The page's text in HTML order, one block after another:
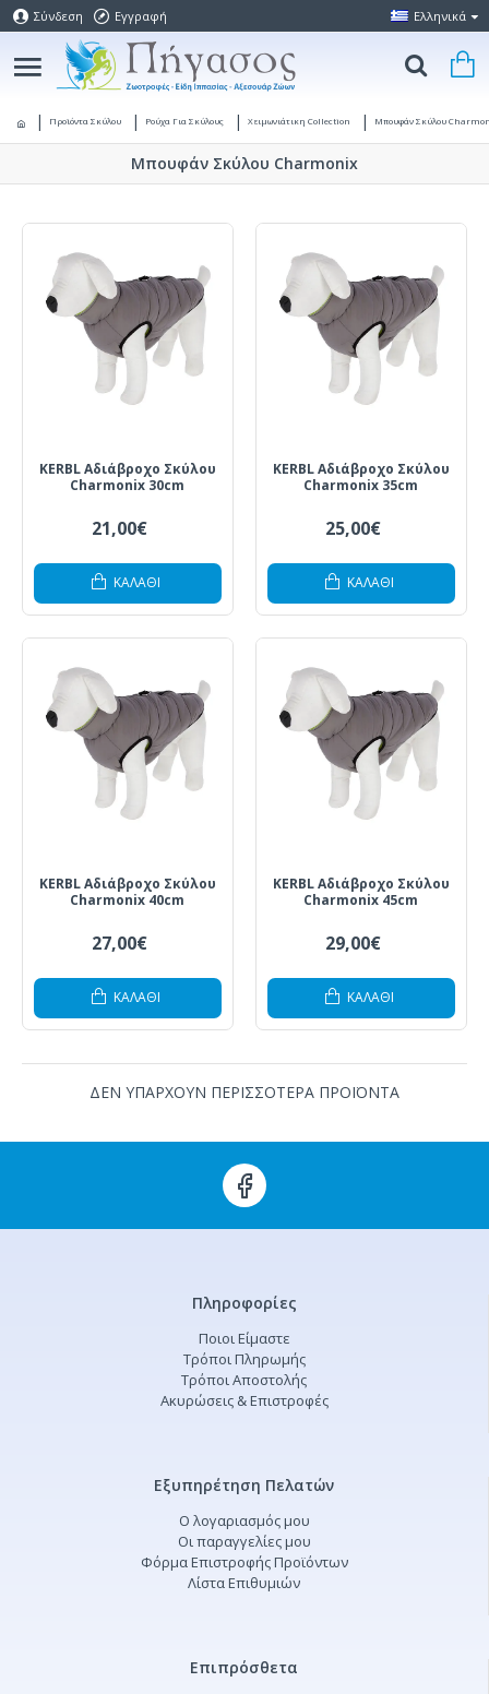
Σύνδεση Εγγραφή Ελληνικά
Προϊόντα Σκύλου Ρούχα Για Σκύλους Χειμωνιάτικη Collection Μπουφάν Σκύλου
Μπουφάν Σκύλου Charmonix
KERBL Αδιάβροχο Σκύλου
Charmonix 30cm
21,00€
ΚΑΛΆΘΙ
KERBL Αδιάβροχο Σκύλου
Charmonix 35cm
25,00€
ΚΑΛΆΘΙ
KERBL Αδιάβροχο Σκύλου
Charmonix 40cm
27,00€
ΚΑΛΆΘΙ
KERBL Αδιάβροχο Σκύλου
Charmonix 45cm
29,00€
ΚΑΛΆΘΙ
ΔΕΝ ΥΠΑΡΧΟΥΝ ΠΕΡΙΣΣΟΤΕΡΑ ΠΡΟΪΟΝΤΑ
Πληροφορίες
Ποιοι Είμαστε
Τρόποι Πληρωμής
Τρόποι Αποστολής
Ακυρώσεις & Επιστροφές
Εξυπηρέτηση Πελατών
Ο λογαριασμός μου
Οι παραγγελίες μου
Φόρμα Επιστροφής Προϊόντων
Λίστα Επιθυμιών
Επιπρόσθετα